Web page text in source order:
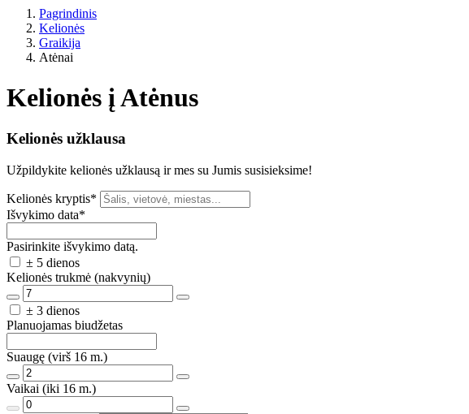
Pagrindinis
Kelionės
Graikija
Atėnai
Kelionės į Atėnus
Kelionės užklausa
Užpildykite kelionės užklausą ir mes su Jumis susisieksime!
Kelionės kryptis*
Išvykimo data*
Pasirinkite išvykimo datą.
± 5 dienos
Kelionės trukmė (nakvynių)
± 3 dienos
Planuojamas biudžetas
Suaugę (virš 16 m.)
Vaikai (iki 16 m.)